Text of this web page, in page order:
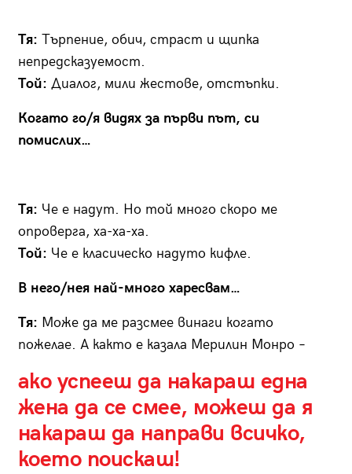
Тя: Търпение, обич, страст и щипка
непредсказуемост.
Той: Диалог, мили жестове, отстъпки.
Когато го/я видях за първи път, си
помислих…
Тя: Че е надут. Но той много скоро ме
опроверга, ха-ха-ха.
Той: Че е класическо надуто кифле.
В него/нея най-много харесвам…
Тя: Може да ме разсмее винаги когато
пожелае. А както е казала Мерилин Монро –
ако успееш да накараш една
жена да се смее, можеш да я
накараш да направи всичко,
което поискаш!